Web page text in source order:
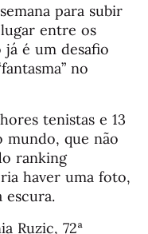
para subir
entre os
é um desafio
no
tenistas e 13
mundo, que não
ranking
haver uma foto,
escura.
Ruzic, 72ª